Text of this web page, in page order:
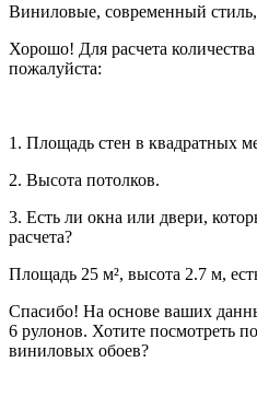
Виниловые, современный
Хорошо! Для расчета
пожалуйста:
1. Площадь стен в квадратных
2. Высота потолков.
3. Есть ли окна или двери,
расчета?
Площадь 25 м², высота 2.7 м,
Спасибо! На основе ваших
6 рулонов. Хотите посмотреть
виниловых обоев?